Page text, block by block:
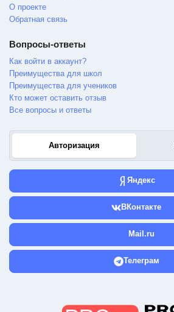
О проекте
Обратная связь
Вопросы-ответы
Как войти в аккаунт?
Преимущества для школ
Преимущества для учеников
Кто может оставить отзыв
Все вопросы и ответы
Авторизация
Яндекс
ВКонтакте
Mail.ru
Телеграм